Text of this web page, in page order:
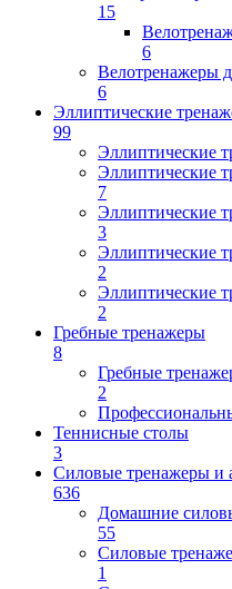
15
6
Велотренажеры
6
Эллиптические
99
Эллиптические
Эллиптические
7
Эллиптические
3
Эллиптические
2
Эллиптические
2
Гребные тренажеры
8
Гребные
2
Теннисные столы
3
Силовые тренажеры и
636
Домашние
55
Силовые
1